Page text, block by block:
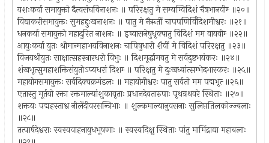
यशःकर्या समायुक्तो दैत्यसंघविनाशनः ॥ परिरक्षतु मे सम्यग्विदिशं चैत्रभानवीम्‍ ॥२०॥
विद्याकरीसमायुक्तः सुमहद्दुःखनाशनः ॥ पातु मे नैऋतीं चापपणिर्विदिशमीश्वरः ॥२१॥
धनकर्या समायुक्तो महादुरित नाशनः ॥ इष्वासनेषुधृक्पातु विदिशं मम वायवीम्‍ ॥२२॥
आयुःकर्या युतः श्रीमान्महाभयविनाशनः चापिषुधारी शैवीं मे विदिशं परिरक्षतु ॥२३॥
विजयश्रीयुतः साक्षात्सहस्त्रारधरो विभुः ॥ दिशमूर्द्धामवतु मे सर्वदुष्टभयंकरः ॥२४॥
शंखभृत्सुमहाशक्तिसंयुतोऽप्यधरां दिशम्‍ ॥ परिक्षतु मे दुःखध्वांत्सम्भेदभास्करः ॥२५॥
महायोगसमायुक्तः सर्वदिक्चक्रमंडलः ॥ महायोगीश्वरः पातु सर्वतो मम पद्मभृत्‍ ॥२६॥
एतास्तु मूर्तयो रक्ता रक्तमाल्यांशुकावृताः प्रधानदेवतारुपाः पृथग्रथवरे स्थिताः ॥२७॥
शक्तयः पद्महस्ताश्व नीलेंदीवरसन्त्रिभाः ॥ शुल्कमाल्यानुवसनाः सुलिप्ततिलकोज्ज्वलाः
॥२८॥
तत्पार्षदेश्वराः स्वस्ववाहनायुधभूषणाः ॥ स्वस्वदिक्षु स्थिताः पांतु मामिंद्राद्या महाबलाः